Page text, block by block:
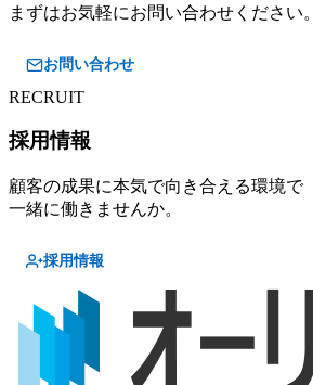
まずはお気軽にお問い合わせください。
お問い合わせ
RECRUIT
採用情報
顧客の成果に本気で向き合える環境で
一緒に働きませんか。
採用情報